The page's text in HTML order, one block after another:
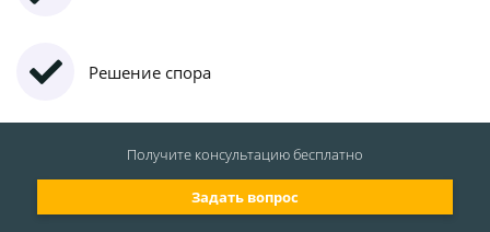
Решение спора
Задать вопрос
Получите консультациюбесплатно